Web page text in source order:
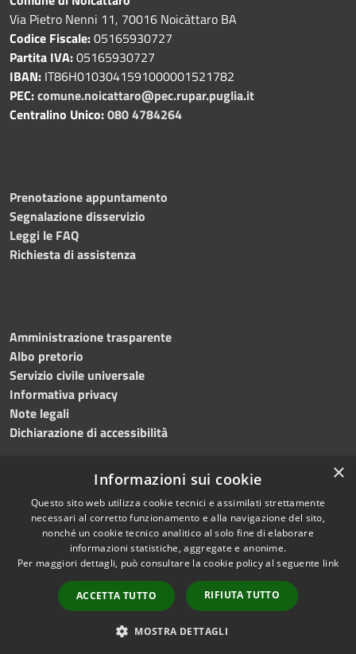
Via Pietro Nenni 11, 70016 Noicàttaro BA
Codice Fiscale:05165930727
Partita IVA:05165930727
IBAN: IT86H0103041591000001521782
PEC:comune.noicattaro@pec.rupar.puglia.it
Centralino Unico:080 4784264
Prenotazione appuntamento
Segnalazione disservizio
Leggi le FAQ
Richiesta di assistenza
Amministrazione trasparente
Albo pretorio
Servizio civile universale
Informativa privacy
Note legali
Dichiarazione di accessibilità
RSS
Accessibilità
Cookie
Mappa del sito
Difensore civico
Copyright © 2023 •
Comune di Noicàttaro
Powered byMunicipium
Redazione•Portale
dipendente
WebMail Dipendenti
×
Informazioni sui cookie
Questo sito web utilizza cookie tecnici e assimilati strettamente
necessari al corretto funzionamento e alla navigazione del sito,
nonché un cookie tecnico analitico al solo fine di elaborare
informazioni statistiche, aggregate e anonime.
Per maggiori dettagli, può consultare la cookie policy al seguente link
ACCETTA TUTTO RIFIUTA TUTTO
MOSTRA DETTAGLI